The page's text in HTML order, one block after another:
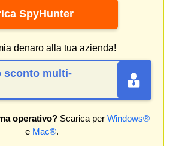
SpyHunter
denaro alla tua azienda!
sconto multi-
operativo?Scarica per Windows®
e Mac®.